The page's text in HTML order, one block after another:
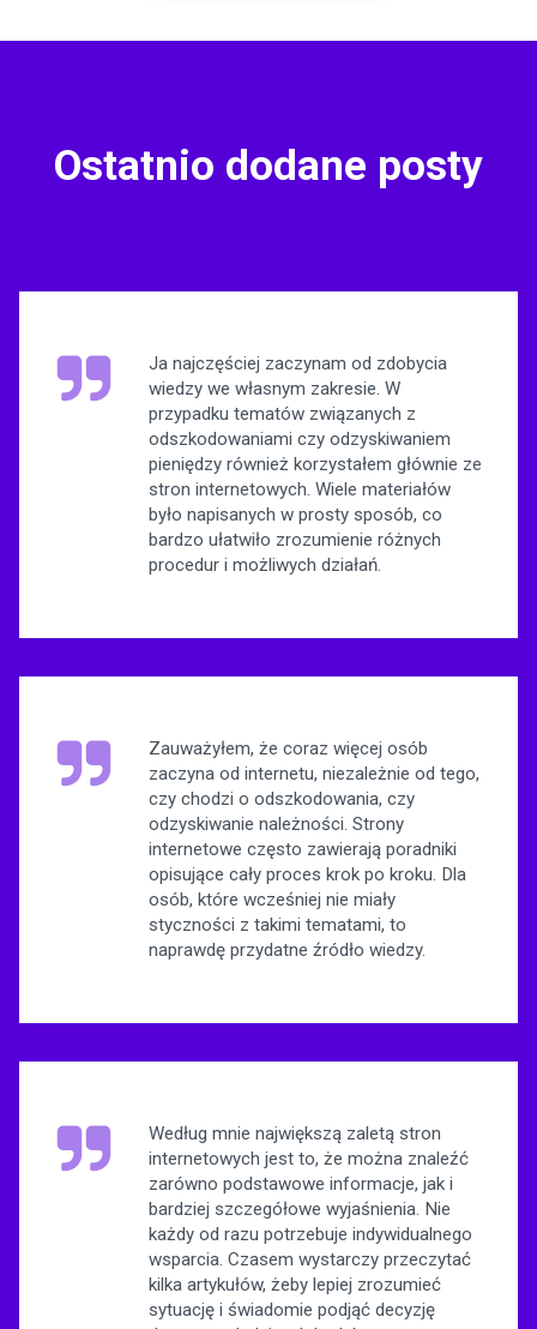
Ostatnio dodane posty
Ja najczęściej zaczynam od zdobycia
wiedzy we własnym zakresie. W
przypadku tematów związanych z
odszkodowaniami czy odzyskiwaniem
pieniędzy również korzystałem głównie ze
stron internetowych. Wiele materiałów
było napisanych w prosty sposób, co
bardzo ułatwiło zrozumienie różnych
procedur i możliwych działań.
Zauważyłem, że coraz więcej osób
zaczyna od internetu, niezależnie od tego,
czy chodzi o odszkodowania, czy
odzyskiwanie należności. Strony
internetowe często zawierają poradniki
opisujące cały proces krok po kroku. Dla
osób, które wcześniej nie miały
styczności z takimi tematami, to
naprawdę przydatne źródło wiedzy.
Według mnie największą zaletą stron
internetowych jest to, że można znaleźć
zarówno podstawowe informacje, jak i
bardziej szczegółowe wyjaśnienia. Nie
każdy od razu potrzebuje indywidualnego
wsparcia. Czasem wystarczy przeczytać
kilka artykułów, żeby lepiej zrozumieć
sytuację i świadomie podjąć decyzję